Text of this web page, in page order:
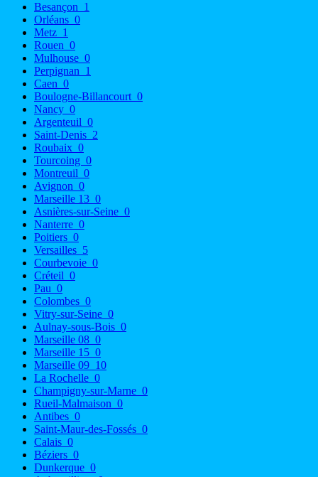
Besançon 1
Orléans 0
Metz 1
Rouen 0
Mulhouse 0
Perpignan 1
Caen 0
Boulogne-Billancourt 0
Nancy 0
Argenteuil 0
Saint-Denis 2
Roubaix 0
Tourcoing 0
Montreuil 0
Avignon 0
Marseille 13 0
Asnières-sur-Seine 0
Nanterre 0
Poitiers 0
Versailles 5
Courbevoie 0
Créteil 0
Pau 0
Colombes 0
Vitry-sur-Seine 0
Aulnay-sous-Bois 0
Marseille 08 0
Marseille 15 0
Marseille 09 10
La Rochelle 0
Champigny-sur-Marne 0
Rueil-Malmaison 0
Antibes 0
Saint-Maur-des-Fossés 0
Calais 0
Béziers 0
Dunkerque 0